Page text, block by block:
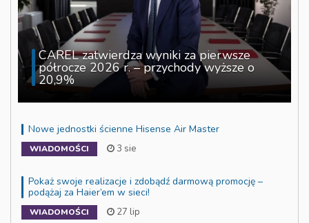
CAREL zatwierdza wyniki za pierwsze
półrocze 2026 r. – przychody wyższe o
20,9%
Nowe jednostki ścienne Hisense Air Master
WIADOMOŚCI 3 sie
Pokaż swoje realizacje i zdobądź darmową promocję –
podążaj za Haier’em w sieci!
WIADOMOŚCI 27 lip